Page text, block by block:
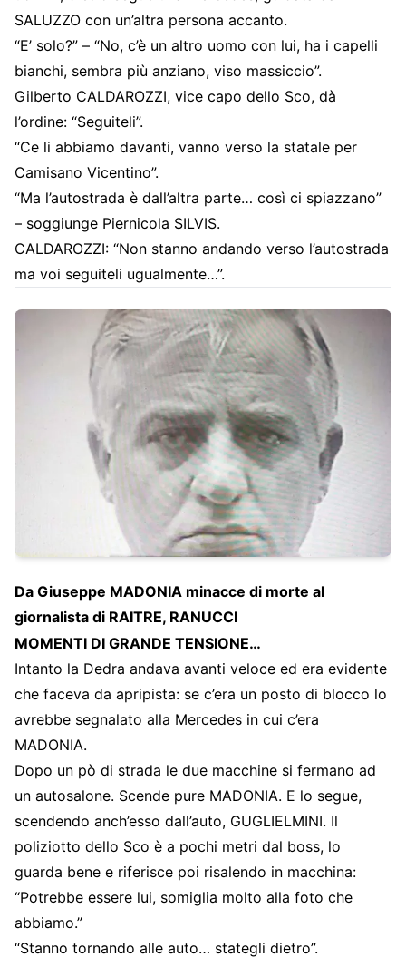
SALUZZO con un’altra persona accanto.
“E’ solo?” – “No, c’è un altro uomo con lui, ha i capelli
bianchi, sembra più anziano, viso massiccio”.
Gilberto CALDAROZZI, vice capo dello Sco, dà
l’ordine: “Seguiteli”.
“Ce li abbiamo davanti, vanno verso la statale per
Camisano Vicentino”.
“Ma l’autostrada è dall’altra parte… così ci spiazzano”
– soggiunge Piernicola SILVIS.
CALDAROZZI: “Non stanno andando verso l’autostrada
ma voi seguiteli ugualmente…”.
Da Giuseppe MADONIA minacce di morte al
giornalista di RAITRE, RANUCCI
MOMENTI DI GRANDE TENSIONE…
Intanto la Dedra andava avanti veloce ed era evidente
che faceva da apripista: se c’era un posto di blocco lo
avrebbe segnalato alla Mercedes in cui c’era
MADONIA.
Dopo un pò di strada le due macchine si fermano ad
un autosalone. Scende pure MADONIA. E lo segue,
scendendo anch’esso dall’auto, GUGLIELMINI. Il
poliziotto dello Sco è a pochi metri dal boss, lo
guarda bene e riferisce poi risalendo in macchina:
“Potrebbe essere lui, somiglia molto alla foto che
abbiamo.”
“Stanno tornando alle auto… stategli dietro”.